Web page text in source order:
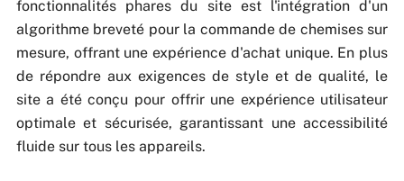
fonctionnalités phares du site est l'intégration d'un
algorithme breveté pour la commande de chemises sur
mesure, offrant une expérience d'achat unique. En plus
de répondre aux exigences de style et de qualité, le
site a été conçu pour offrir une expérience utilisateur
optimale et sécurisée, garantissant une accessibilité
fluide sur tous les appareils.